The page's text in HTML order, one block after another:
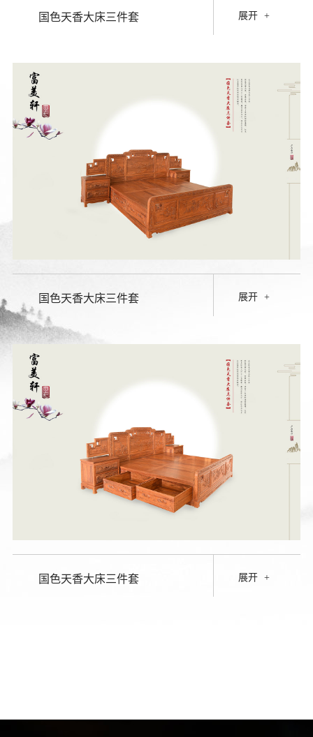
国色天香大床三件套 展开 +
国色天香大床三件套 展开 +
国色天香大床三件套 展开 +